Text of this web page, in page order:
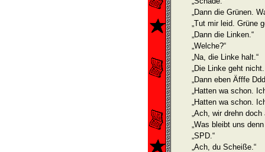
„Dann die Grünen.
„Tut mir leid. Grüne
„Dann die Linken.“
„Welche?“
„Na, die Linke halt.“
„Die Linke geht
„Dann eben Äfffe
„Hatten wa schon.
„Hatten wa schon.
„Ach, wir drehn doch
„Was bleibt uns
„SPD.“
„Ach, du Scheiße.“